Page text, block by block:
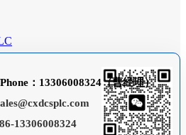
：13306008324（曹经理）
13306008324